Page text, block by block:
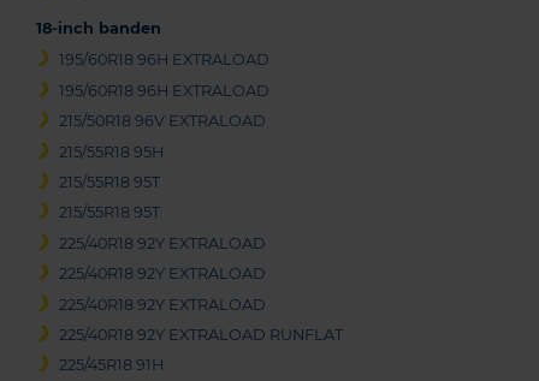
18-inch banden
195/60R18 96H EXTRALOAD
195/60R18 96H EXTRALOAD
215/50R18 96V EXTRALOAD
215/55R18 95H
215/55R18 95T
215/55R18 95T
225/40R18 92Y EXTRALOAD
225/40R18 92Y EXTRALOAD
225/40R18 92Y EXTRALOAD
225/40R18 92Y EXTRALOAD RUNFLAT
225/45R18 91H